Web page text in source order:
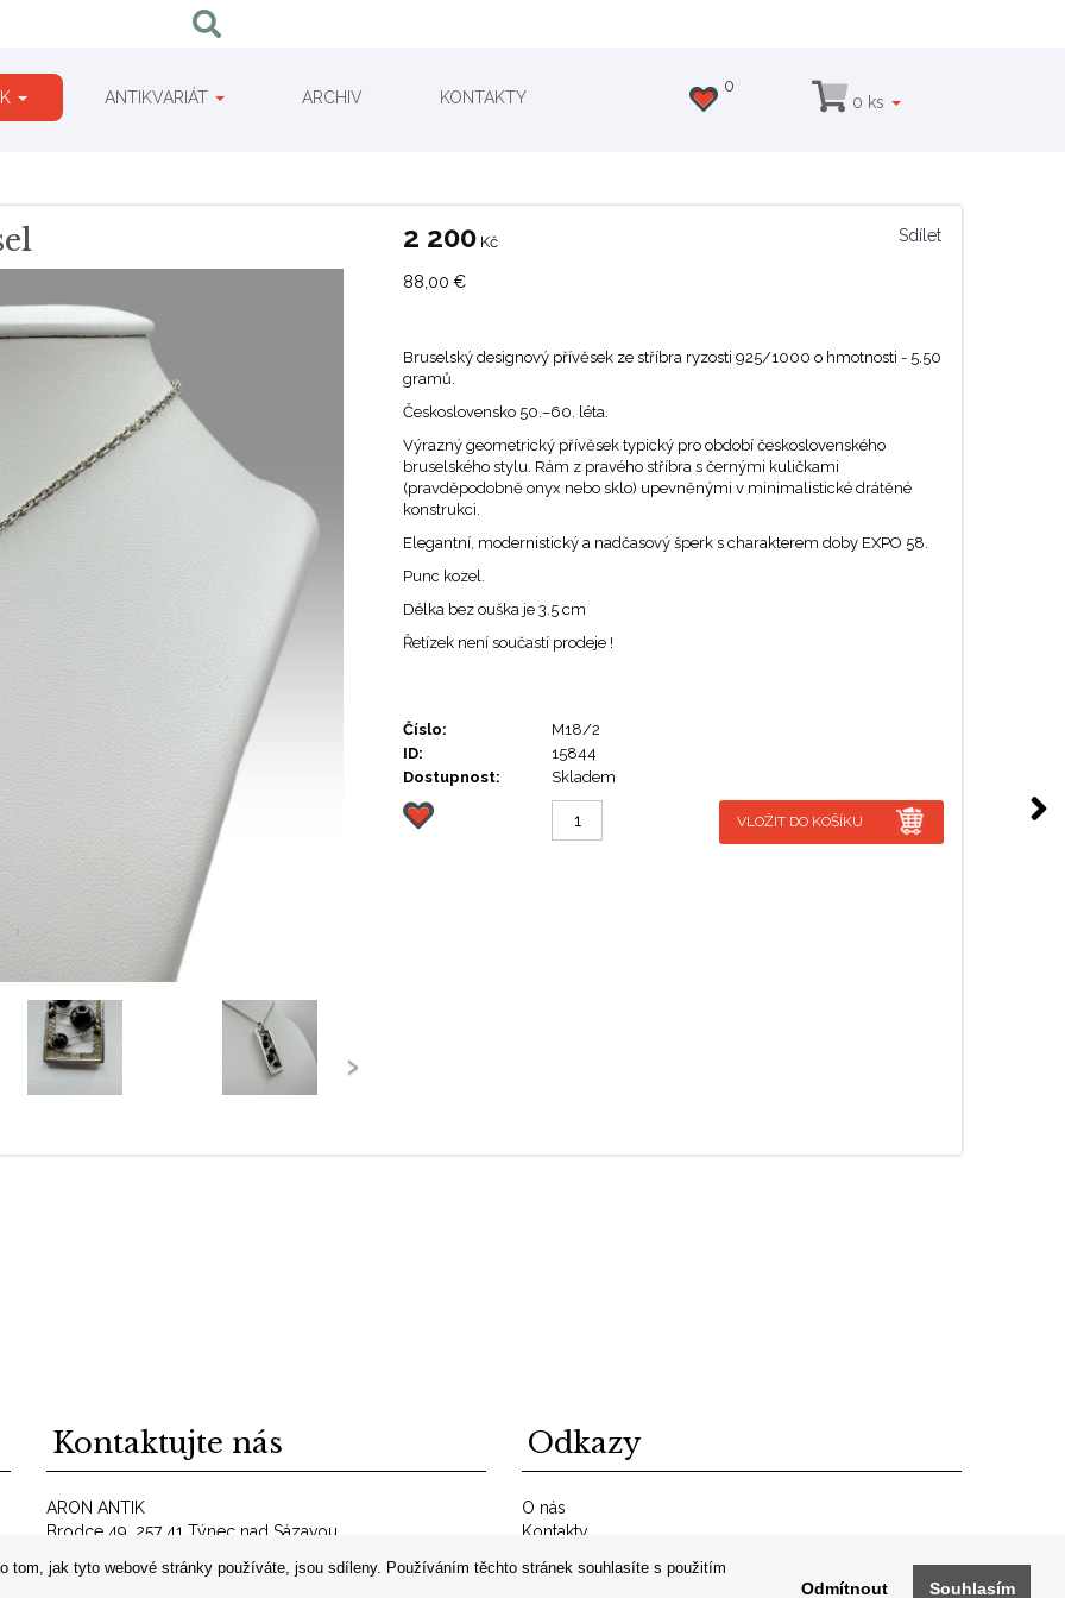
jak tyto webové stránky používáte, jsou sdíleny. Používáním těchto stránek souhlasíte s použitím
Odmítnout Souhlasím
ANTIKVARIÁT ARCHIV KONTAKTY 0 ks
0
›
2 200 Kč
88,00 €
Sdílet
Bruselský designový přívěsek ze stříbra ryzosti 925/1000 o hmotnosti - 5.50
gramů.
Československo 50.–60. léta.
Výrazný geometrický přívěsek typický pro období československého
bruselského stylu. Rám z pravého stříbra s černými kuličkami
(pravděpodobně onyx nebo sklo) upevněnými v minimalistické drátěné
konstrukci.
Elegantní, modernistický a nadčasový šperk s charakterem doby EXPO 58.
Punc kozel.
Délka bez ouška je 3.5 cm
Řetízek není součastí prodeje !
Číslo:
M18/2
ID:
15844
Dostupnost:
Skladem
VLOŽIT DO KOŠÍKU
Kontaktujte nás
ARON ANTIK
Brodce 49, 257 41 Týnec nad Sázavou
E-mail: info@aron-antik.cz
Odkazy
O nás
Kontakty
ARCHIV